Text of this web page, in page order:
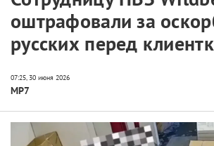
оштрафовали за
русских перед
МР7